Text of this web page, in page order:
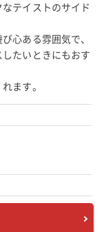
テイストのサイド
心ある雰囲気で、
たいときにもおす
ます。